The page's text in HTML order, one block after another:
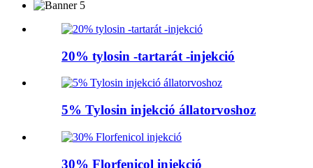
20% tylosin -tartarát -injekció
5% Tylosin injekció állatorvoshoz
30% Florfenicol injekció